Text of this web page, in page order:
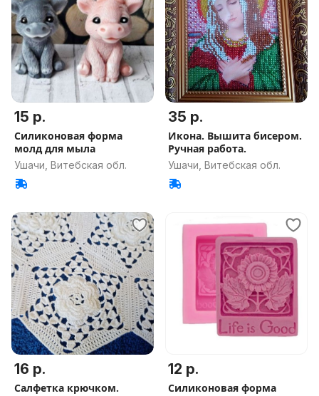
15 р.
Силиконовая форма
молд для мыла
Ушачи, Витебская обл.
35 р.
Икона. Вышита бисером.
Ручная работа.
Ушачи, Витебская обл.
16 р.
Салфетка крючком.
12 р.
Силиконовая форма